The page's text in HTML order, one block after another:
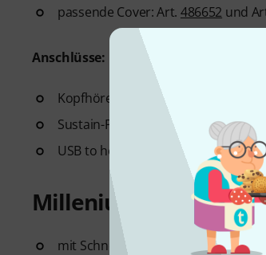
passende Cover: Art. 486652 und
Anschlüsse:
Kopfhörer-Ausgang
Sustain-Pedal-Anschluss
USB to host (nur Midi - Windows 8
Millenium KS-1001
mit Schnellverschluss (X-Ständer)